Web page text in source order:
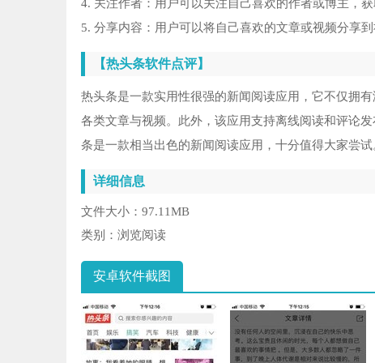
4. 关注作者：用户可以关注自己喜欢的作者或博主，获
5. 分享内容：用户可以将自己喜欢的文章或视频分享
【热头条软件点评】
热头条是一款实用性很强的新闻阅读应用，它不仅拥
各类文章与视频。此外，该应用支持离线阅读和评论
条是一款相当出色的新闻阅读应用，十分值得大家尝试
详细信息
文件大小： 97.11MB
类别： 浏览阅读
安卓软件截图